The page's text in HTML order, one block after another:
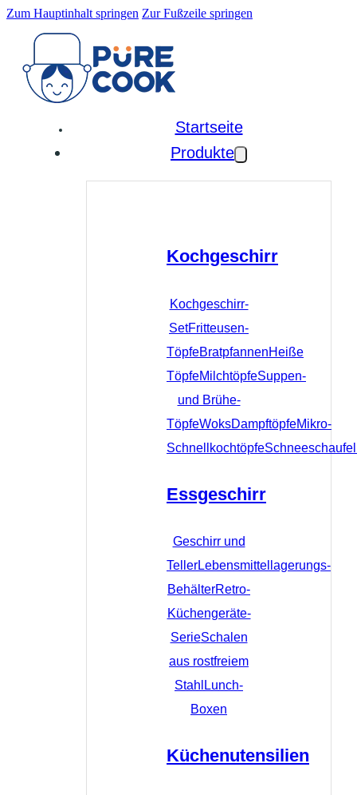
Zum Hauptinhalt springen Zur Fußzeile springen
Startseite
Produkte
Kochgeschirr
Kochgeschirr-
SetFritteusen-
TöpfeBratpfannenHeiße
TöpfeMilchtöpfeSuppen-
und Brühe-
TöpfeWoksDampftöpfeMikro-
Schnellkochtöpfe
Essgeschirr
Geschirr und
TellerLebensmittellagerungs-
BehälterRetro-
Küchengeräte-
SerieSchalen
aus rostfreiem
Stahl Lunch-
Boxen
Küchenutensilien